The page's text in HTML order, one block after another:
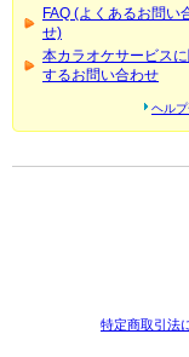
FAQ (よくあるお問い
せ)
本カラオケサービス
するお問い合わせ
ヘル
特定商取引法